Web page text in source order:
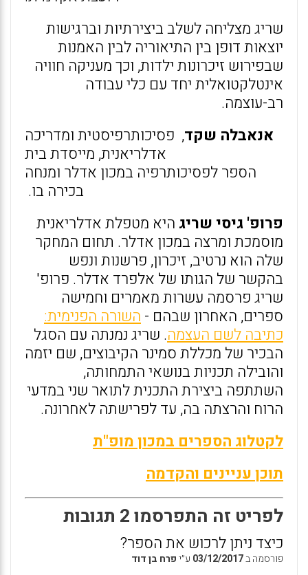
שריג מצליחה לשלב ביצירתיות וברגישות
יוצאות דופן בין התיאוריה לבין האמנות
שבפירוש זיכרונות ילדות, וכך מעניקה חוויה
אינטלקטואלית יחד עם כלי עבודה
רב-עוצמה.
אנאבלה שקד, פסיכותרפיסטית ומדריכה
אדלריאנית, מייסדת בית
הספר לפסיכותרפיה במכון אדלר ומנחה
בכירה בו.
פרופ' גיסי שריג היא מטפלת אדלריאנית
מוסמכת ומרצה במכון אדלר. תחום המחקר
שלה הוא נרטיב, זיכרון, פרשנות ונפש
בהקשר של הגותו של אלפרד אדלר. פרופ'
שריג פרסמה עשרות מאמרים וחמישה
ספרים, האחרון שבהם - השורה הפנימית:
כתיבה לשם העצמה. שריג נמנתה עם הסגל
הבכיר של מכללת סמינר הקיבוצים, שם יזמה
והובילה תכניות בנושאי התמחותה,
השתתפה ביצירת התכנית לתואר שני במדעי
הרוח והרצתה בה, עד לפרישתה לאחרונה.
לקטלוג הספרים במכון מופ"ת
תוכן עניינים והקדמה
לפריט זה התפרסמו 2 תגובות
כיצד ניתן לרכוש את הספר?
פורסמה ב03/12/2017 ע״יפרח בן דוד